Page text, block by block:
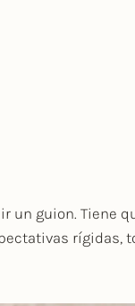
un guion. Tiene
rígidas,